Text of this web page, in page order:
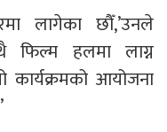
लागेका छौँ,’उनले
फिल्म हलमा लाग्न
कार्यक्रमको आयोजना